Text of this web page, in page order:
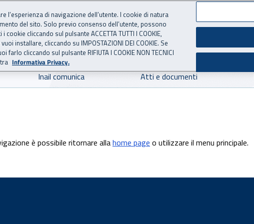
per l'Assicurazione
Inail comunica Atti e documenti
è possibile ritornare allahome page o utilizzare il menu principale.
di navigazione dell’utente. I cookie di natura
del sito. Solo previo consenso dell’utente, possono
cliccando sul pulsante ACCETTA TUTTI I COOKIE,
installare, cliccando su IMPOSTAZIONI DEI COOKIE. Se
cliccando sul pulsante RIFIUTA I COOKIE NON TECNICI
Informativa Privacy.